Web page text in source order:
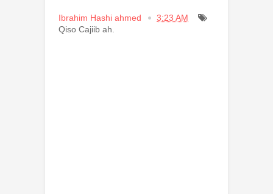
Ibrahim Hashi ahmed
3:23 AM
Qiso Cajiib ah.